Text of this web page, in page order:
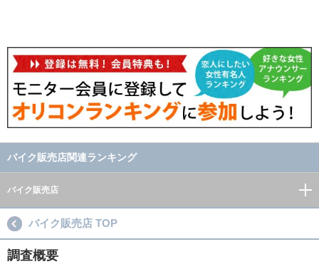
バイク販売店関連ランキング
バイク販売店
バイク販売店 TOP
調査概要